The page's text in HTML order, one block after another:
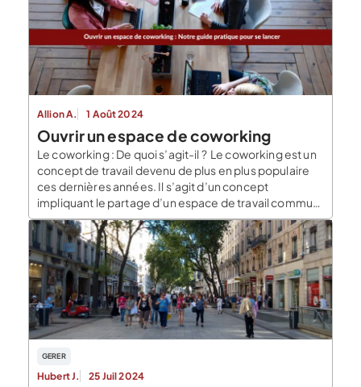
Allion A. 1 Août 2024
Ouvrir un espace de coworking
Le coworking : De quoi s’agit-il ? Le coworking est un
concept de travail devenu de plus en plus populaire
ces dernières années. Il s’agit d’un concept
impliquant le partage d’un espace de travail commun
pour des travailleurs indépendants, des
entrepreneurs, voire des employés d’entreprises
différentes. Dans cet espace, vous allez pouvoir
échanger, collaborer, créer […]
GERER
Hubert J. 25 Juil 2024